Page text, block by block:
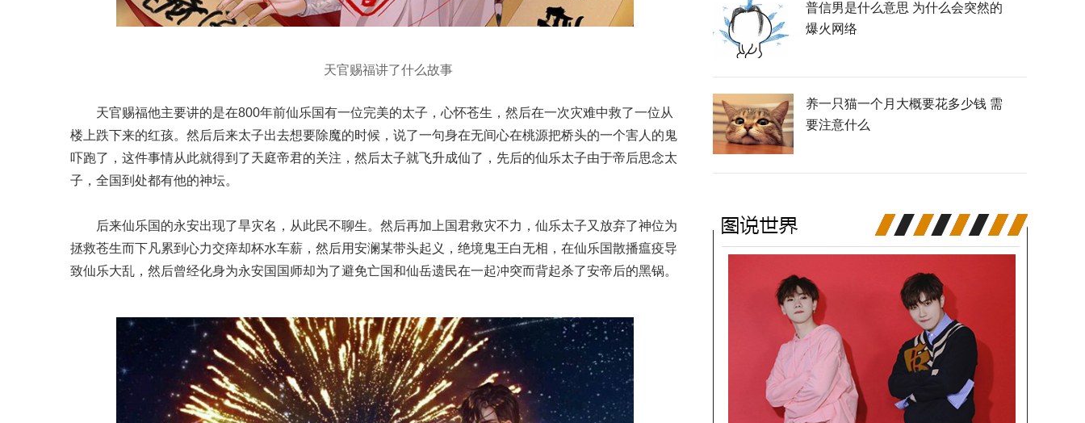
天官赐福讲了什么故事
天官赐福他主要讲的是在800年前仙乐国有一位完美的太子，心怀苍生，然后在一次灾难中救了一位从
楼上跌下来的红孩。然后后来太子出去想要除魔的时候，说了一句身在无间心在桃源把桥头的一个害人的鬼
吓跑了，这件事情从此就得到了天庭帝君的关注，然后太子就飞升成仙了，先后的仙乐太子由于帝后思念太
子，全国到处都有他的神坛。
后来仙乐国的永安出现了旱灾名，从此民不聊生。然后再加上国君救灾不力，仙乐太子又放弃了神位为
拯救苍生而下凡累到心力交瘁却杯水车薪，然后用安澜某带头起义，绝境鬼王白无相，在仙乐国散播瘟疫导
致仙乐大乱，然后曾经化身为永安国国师却为了避免亡国和仙岳遗民在一起冲突而背起杀了安帝后的黑锅。
普信男是什么意思 为什么会突然的
爆火网络
养一只猫一个月大概要花多少钱 需
要注意什么